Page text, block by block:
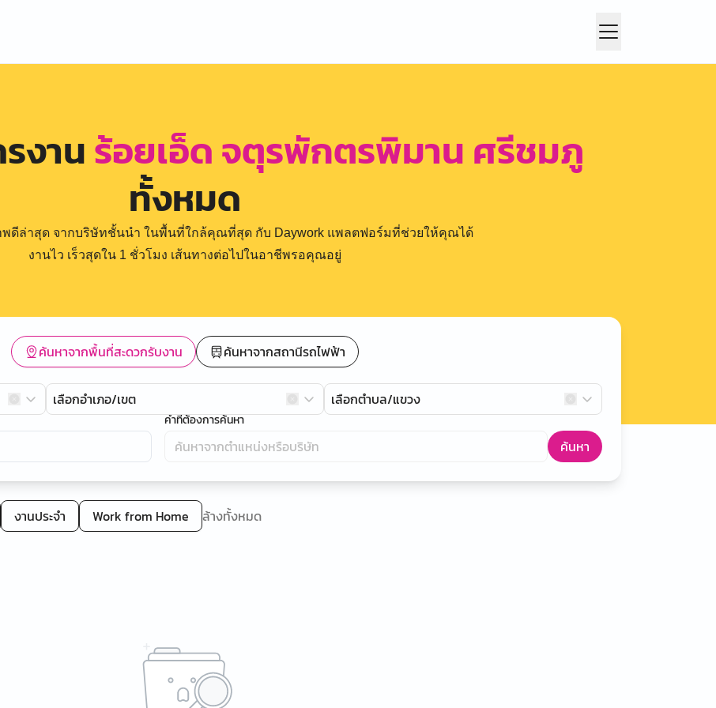
งานร้อยเอ็ด จตุรพักตรพิมาน ศรีชมภู
ทั้งหมด
ดีล่าสุด จากบริษัทชั้นนำ ในพื้นที่ใกล้คุณที่สุด กับ Daywork แพลตฟอร์มที่ช่วยให้คุณได้
งานไว เร็วสุดใน 1 ชั่วโมง เส้นทางต่อไปในอาชีพรอคุณอยู่
ค้นหาจากพื้นที่สะดวกรับงาน ค้นหาจากสถานีรถไฟฟ้า
เลือกอำเภอ/เขต เลือกตำบล/แขวง
คำที่ต้องการค้นหา
ค้นหา
งานประจำ Work from Home ล้างทั้งหมด